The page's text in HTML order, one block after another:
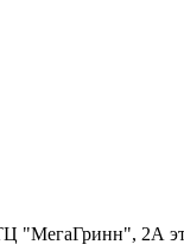
"МегаГринн", 2А